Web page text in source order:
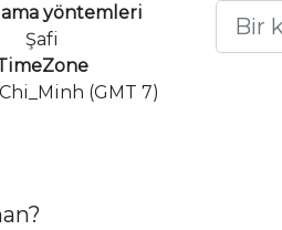
yöntemleri
Şafi
(GMT 7)